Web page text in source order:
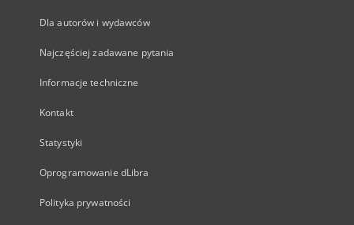
Dla autorów i wydawców
Najczęściej zadawane pytania
Informacje techniczne
Kontakt
Statystyki
Oprogramowanie dLibra
Polityka prywatności